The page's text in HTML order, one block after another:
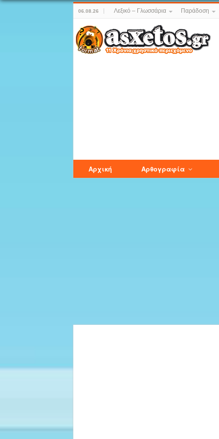
06.08.26 Λεξικό – Γλωσσάρια Παράδοση
Αρχική Αρθογραφία